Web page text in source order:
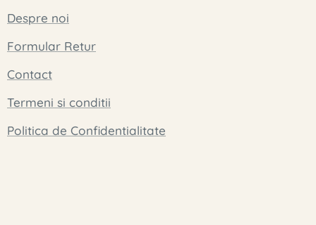
Despre noi
Formular Retur
Contact
Termeni si conditii
Politica de Confidentialitate